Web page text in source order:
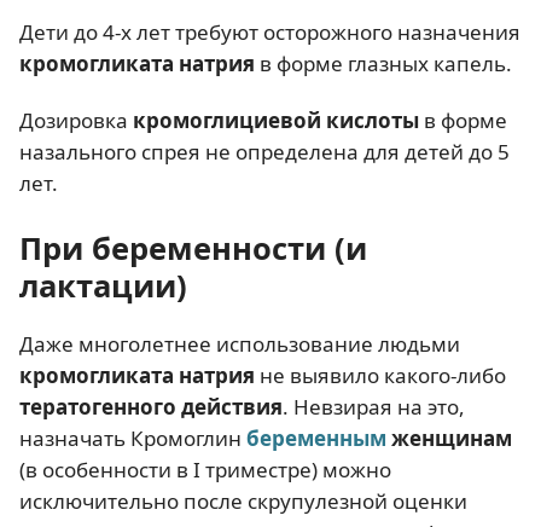
Дети до 4-х лет требуют осторожного назначения
кромогликата натрия в форме глазных капель.
Дозировка кромоглициевой кислоты в форме
назального спрея не определена для детей до 5
лет.
При беременности (и
лактации)
Даже многолетнее использование людьми
кромогликата натрия не выявило какого-либо
тератогенного действия. Невзирая на это,
назначать Кромоглин беременным женщинам
(в особенности в I триместре) можно
исключительно после скрупулезной оценки